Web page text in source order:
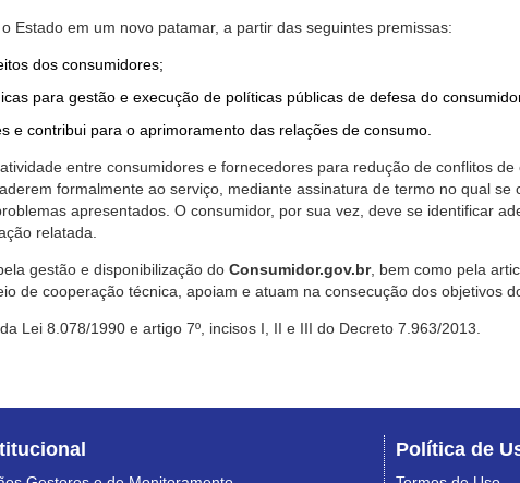
em um novo patamar, a partir das seguintes premissas:
dos consumidores;
para gestão e execução de políticas públicas de defesa do
contribui para o aprimoramento das relações de consumo.
entre consumidores e fornecedores para redução de conflitos de
formalmente ao serviço, mediante assinatura de termo no qual se
apresentados. O consumidor, por sua vez, deve se identificar
relatada.
gestão e disponibilização do Consumidor.gov.br, bem como pela
de cooperação técnica, apoiam e atuam na consecução dos objetivos
Lei 8.078/1990 e artigo 7º, incisos I, II e III do Decreto 7.963/2013.
Política de